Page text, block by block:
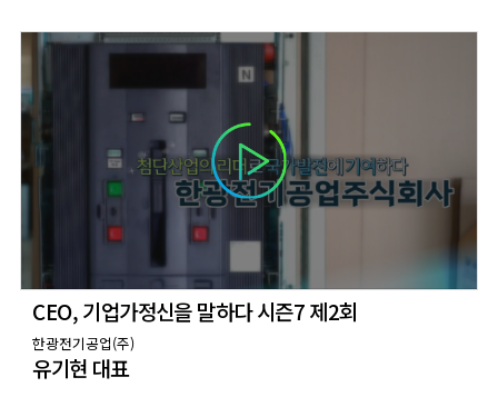
CEO, 기업가정신을 말하다 시즌7 제2회
한광전기공업(주)
유기현 대표